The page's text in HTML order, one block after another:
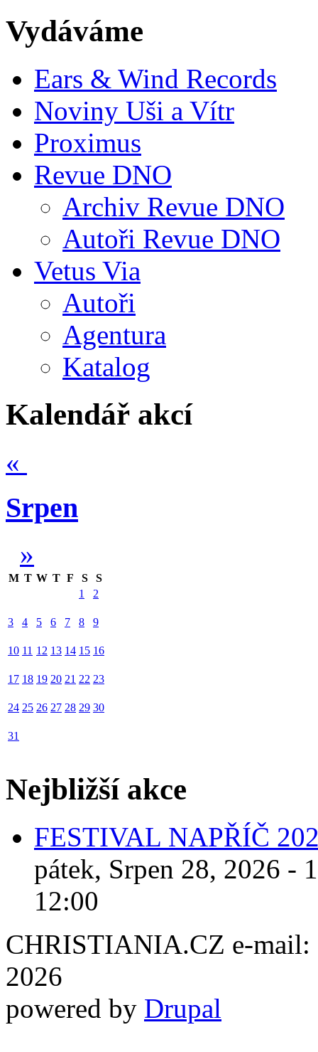
Vydáváme
Ears & Wind Records
Noviny Uši a Vítr
Proximus
Revue DNO
Archiv Revue DNO
Autoři Revue DNO
Vetus Via
Autoři
Agentura
Katalog
Kalendář akcí
«
Srpen
»
M T W T F S
S
1
2
3 4 5 6 7 8 9
10 11 12 13 14 15 16
17 18 19 20 21 22 23
24 25 26 27 28 29 30
31
Nejbližší akce
FESTIVAL NAPŘÍČ
pátek, Srpen 28, 2026 -
12:00
CHRISTIANIA.CZ e-mail:
2026
powered by Drupal